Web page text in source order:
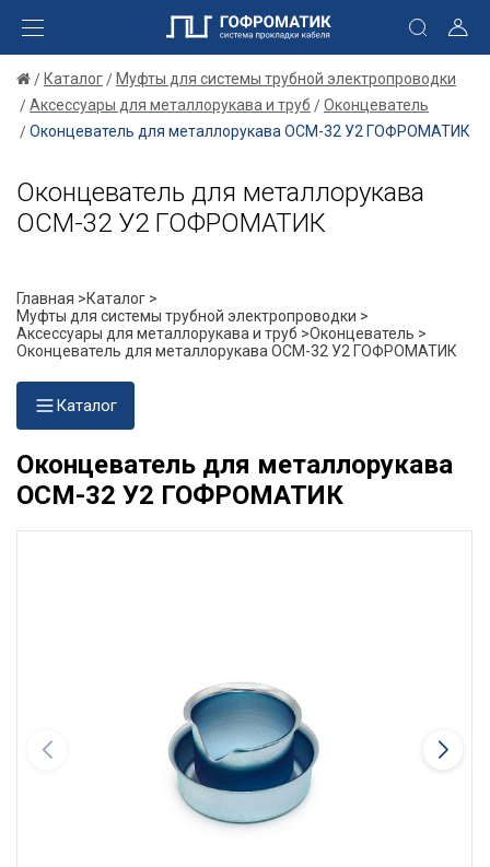
Каталог
Муфты для системы трубной электропроводки
Аксессуары для металлорукава и труб
Оконцеватель
Оконцеватель для металлорукава ОСМ-32 У2 ГОФРОМАТИК
Оконцеватель для металлорукава
ОСМ-32 У2 ГОФРОМАТИК
Главная >Каталог >
Муфты для системы трубной электропроводки >
Аксессуары для металлорукава и труб >Оконцеватель >
Оконцеватель для металлорукава ОСМ-32 У2 ГОФРОМАТИК
Каталог
Оконцеватель для металлорукава
ОСМ-32 У2 ГОФРОМАТИК